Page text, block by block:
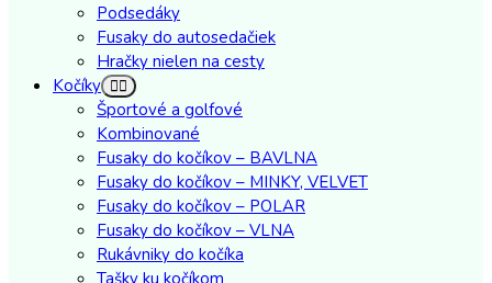
Podsedáky
Fusaky do autosedačiek
Hračky nielen na cesty
Kočíky
Športové a golfové
Kombinované
Fusaky do kočíkov – BAVLNA
Fusaky do kočíkov – MINKY, VELVET
Fusaky do kočíkov – POLAR
Fusaky do kočíkov – VLNA
Rukávniky do kočíka
Tašky ku kočíkom